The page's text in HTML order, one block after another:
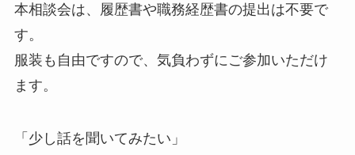
本相談会は、履歴書や職務経歴書の提出は不要で
す。
服装も自由ですので、気負わずにご参加いただけ
ます。
「少し話を聞いてみたい」